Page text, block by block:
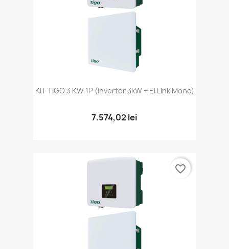
KIT TIGO 3 KW 1P (Invertor 3kW + EI Link Mono)
7.574,02 lei
favorite_border